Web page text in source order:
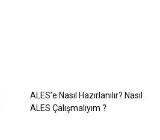
ALES’e Nasıl Hazırlanılır? Nasıl
ALES Çalışmalıyım ?